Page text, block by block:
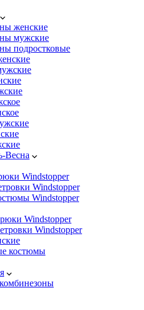
женские
мужские
подростковые
Весна
Windstopper
Windstopper
Windstopper
Windstopper
Windstopper
костюмы